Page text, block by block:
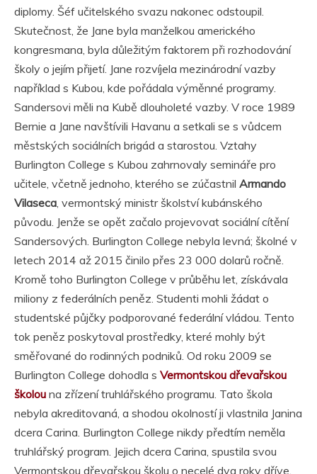
diplomy. Šéf učitelského svazu nakonec odstoupil.
Skutečnost, že Jane byla manželkou amerického
kongresmana, byla důležitým faktorem při rozhodování
školy o jejím přijetí. Jane rozvíjela mezinárodní vazby
například s Kubou, kde pořádala výměnné programy.
Sandersovi měli na Kubě dlouholeté vazby. V roce 1989
Bernie a Jane navštívili Havanu a setkali se s vůdcem
městských sociálních brigád a starostou. Vztahy
Burlington College s Kubou zahrnovaly semináře pro
učitele, včetně jednoho, kterého se zúčastnil Armando
Vilaseca , vermontský ministr školství kubánského
původu. Jenže se opět začalo projevovat sociální cítění
Sandersových. Burlington College nebyla levná; školné v
letech 2014 až 2015 činilo přes 23 000 dolarů ročně.
Kromě toho Burlington College v průběhu let, získávala
miliony z federálních peněz. Studenti mohli žádat o
studentské půjčky podporované federální vládou. Tento
tok peněz poskytoval prostředky, které mohly být
směřované do rodinných podniků. Od roku 2009 se
Burlington College dohodla s Vermontskou dřevařskou
školou na zřízení truhlářského programu. Tato škola
nebyla akreditovaná, a shodou okolností ji vlastnila Janina
dcera Carina. Burlington College nikdy předtím neměla
truhlářský program. Jejich dcera Carina, spustila svou
Vermontskou dřevařskou školu o necelé dva roky dříve.